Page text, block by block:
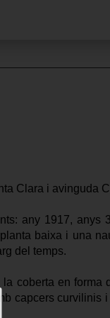
Clara i avinguda
any 1917, anys
baixa i una
del temps.
coberta en forma
capcers curvilinis